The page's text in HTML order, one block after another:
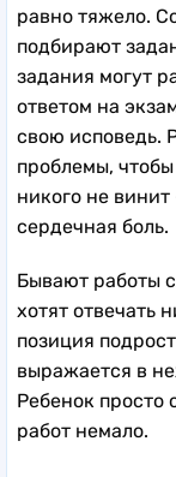
равно тяжело.
подбирают
задания могут
ответом на
свою исповедь.
проблемы,
никого не
сердечная боль.
Бывают работы
хотят отвечать
позиция
выражается в
Ребенок просто
работ немало.